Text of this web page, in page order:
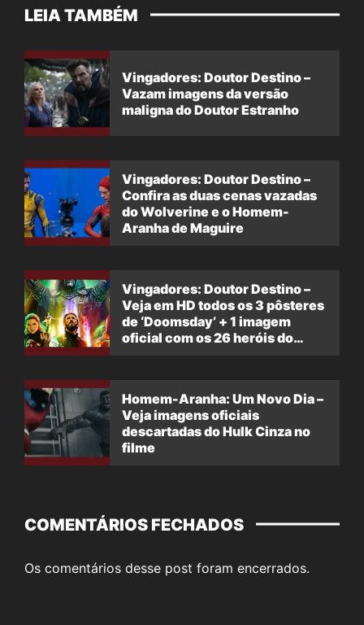
LEIA TAMBÉM
Vingadores: Doutor Destino –
Vazam imagens da versão
maligna do Doutor Estranho
Vingadores: Doutor Destino –
Confira as duas cenas vazadas
do Wolverine e o Homem-
Aranha de Maguire
Vingadores: Doutor Destino –
Veja em HD todos os 3 pôsteres
de ‘Doomsday’ + 1 imagem
oficial com os 26 heróis do
Homem-Aranha: Um Novo Dia –
Veja imagens oficiais
descartadas do Hulk Cinza no
filme
COMENTÁRIOS FECHADOS
Os comentários desse post foram encerrados.